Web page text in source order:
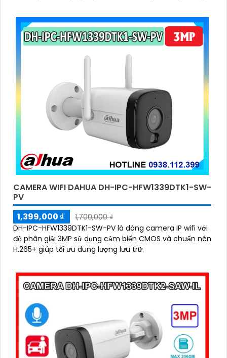
CAMERA WIFI DAHUA DH-IPC-HFW1339DTK1-SW-
PV
1,399,000 ₫
1,700,000 ₫
DH-IPC-HFW1339DTK1-SW-PV là dòng camera IP wifi với
độ phân giải 3MP sử dụng cảm biến CMOS và chuẩn nén
H.265+ giúp tối ưu dung lượng lưu trữ.